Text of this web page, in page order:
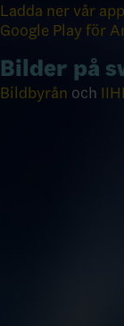
Ladda ner vår
Google Play för
Bilder på
Bildbyrån och